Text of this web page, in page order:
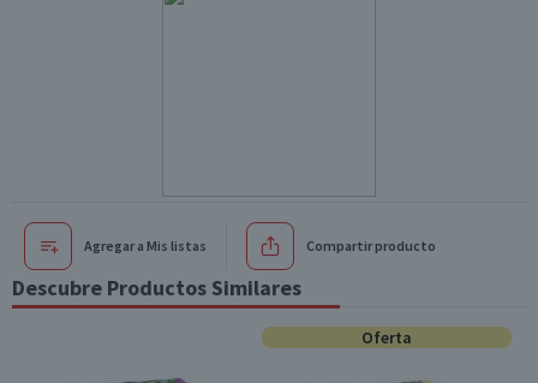
Agregar a Mis listas Compartir producto
Descubre Productos Similares
Oferta